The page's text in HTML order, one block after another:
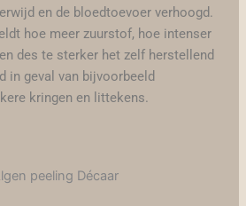
en de bloedtoevoer verhoogd.
hoe meer zuurstof, hoe intenser
des te sterker het zelf herstellend
in geval van bijvoorbeeld
kringen en littekens.